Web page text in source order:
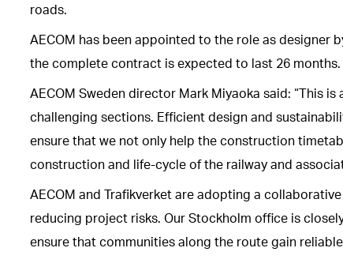
roads.
AECOM has been appointed to the role as designer
the complete contract is expected to last 26 months.
AECOM Sweden director Mark Miyaoka said: “This
challenging sections. Efficient design and
ensure that we not only help the construction
construction and life-cycle of the railway and
AECOM and Trafikverket are adopting a
reducing project risks. Our Stockholm office is
ensure that communities along the route gain